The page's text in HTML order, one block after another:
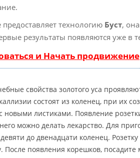
технологию Буст,
результаты появляются уже в
и Начать продвижение
свойства золотого уса
состоят из коленец, при их
новыми листиками. Появление
можно делать лекарство. Для
до двенадцати коленец.
После появления корешков, посадите